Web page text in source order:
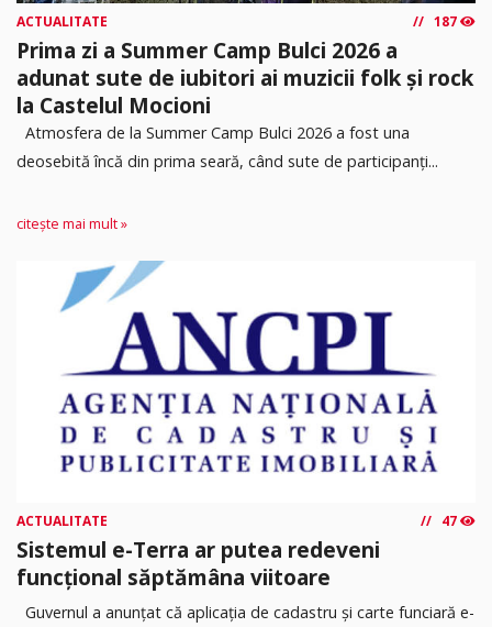
ACTUALITATE 187
Prima zi a Summer Camp Bulci 2026 a
adunat sute de iubitori ai muzicii folk și rock
la Castelul Mocioni
Atmosfera de la Summer Camp Bulci 2026 a fost una
deosebită încă din prima seară, când sute de participanți...
citește mai mult »
ACTUALITATE 47
Sistemul e-Terra ar putea redeveni
funcțional săptămâna viitoare
Guvernul a anunțat că aplicația de cadastru și carte funciară e-